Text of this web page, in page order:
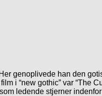
genoplivede han den
i “new gothic” var “The
ledende stjerner